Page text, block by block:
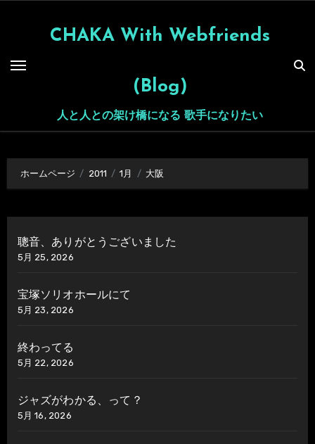
CHAKA With Webfriends
(Blog)
人と人との架け橋になる 歌手になりたい
ホームページ 2011 1月 大阪
聰音、ありがとうございました
5月 25, 2026
宝塚ソリオホールにて
5月 23, 2026
終わってる
5月 22, 2026
ジャズがわかる、って？
5月 16, 2026